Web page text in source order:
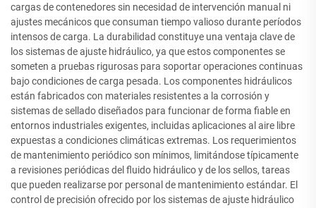
cargas de contenedores sin necesidad de intervención manual ni
ajustes mecánicos que consuman tiempo valioso durante períodos
intensos de carga. La durabilidad constituye una ventaja clave de
los sistemas de ajuste hidráulico, ya que estos componentes se
someten a pruebas rigurosas para soportar operaciones continuas
bajo condiciones de carga pesada. Los componentes hidráulicos
están fabricados con materiales resistentes a la corrosión y
sistemas de sellado diseñados para funcionar de forma fiable en
entornos industriales exigentes, incluidas aplicaciones al aire libre
expuestas a condiciones climáticas extremas. Los requerimientos
de mantenimiento periódico son mínimos, limitándose típicamente
a revisiones periódicas del fluido hidráulico y de los sellos, tareas
que pueden realizarse por personal de mantenimiento estándar. El
control de precisión ofrecido por los sistemas de ajuste hidráulico